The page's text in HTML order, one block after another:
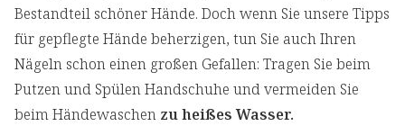
Bestandteil schöner Hände. Doch wenn Sie unsere Tipps
für gepflegte Hände beherzigen, tun Sie auch Ihren
Nägeln schon einen großen Gefallen: Tragen Sie beim
Putzen und Spülen Handschuhe und vermeiden Sie
beim Händewaschen zu heißes Wasser.